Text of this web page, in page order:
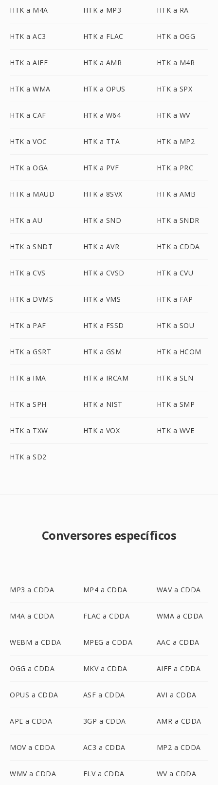
HTK a M4A HTK a MP3 HTK a RA
HTK a AC3 HTK a FLAC HTK a OGG
HTK a AIFF HTK a AMR HTK a M4R
HTK a WMA HTK a OPUS HTK a SPX
HTK a CAF HTK a W64 HTK a WV
HTK a VOC HTK a TTA HTK a MP2
HTK a OGA HTK a PVF HTK a PRC
HTK a MAUD HTK a 8SVX HTK a AMB
HTK a AU HTK a SND HTK a SNDR
HTK a SNDT HTK a AVR HTK a CDDA
HTK a CVS HTK a CVSD HTK a CVU
HTK a DVMS HTK a VMS HTK a FAP
HTK a PAF HTK a FSSD HTK a SOU
HTK a GSRT HTK a GSM HTK a HCOM
HTK a IMA HTK a IRCAM HTK a SLN
HTK a SPH HTK a NIST HTK a SMP
HTK a TXW HTK a VOX HTK a WVE
HTK a SD2
Conversores específicos
MP3 a CDDA MP4 a CDDA WAV a CDDA
M4A a CDDA FLAC a CDDA WMA a CDDA
WEBM a CDDA MPEG a CDDA AAC a CDDA
OGG a CDDA MKV a CDDA AIFF a CDDA
OPUS a CDDA ASF a CDDA AVI a CDDA
APE a CDDA 3GP a CDDA AMR a CDDA
MOV a CDDA AC3 a CDDA MP2 a CDDA
WMV a CDDA FLV a CDDA WV a CDDA